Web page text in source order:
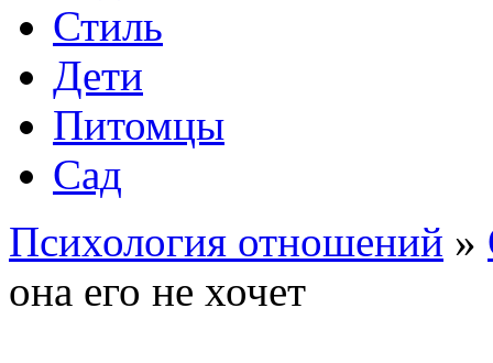
Стиль
Дети
Питомцы
Сад
Психология отношений »
она его не хочет